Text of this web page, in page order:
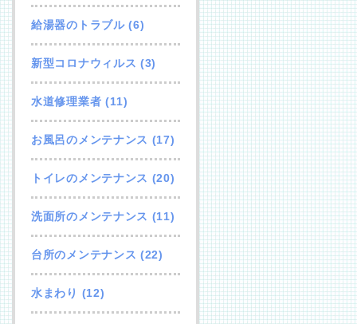
給湯器のトラブル(6)
新型コロナウィルス (3)
水道修理業者 (11)
お風呂のメンテナンス (17)
トイレのメンテナンス (20)
洗面所のメンテナンス (11)
台所のメンテナンス (22)
水まわり (12)